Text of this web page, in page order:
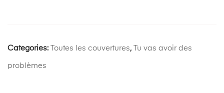
Categories: Toutes les couvertures, Tu vas avoir des
problèmes